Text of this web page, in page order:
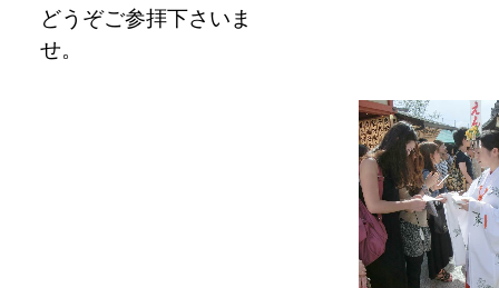
どうぞご参拝下さいま